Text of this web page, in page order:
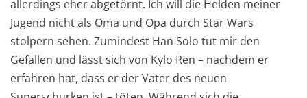
allerdings eher abgetörnt. Ich will die Helden meiner
Jugend nicht als Oma und Opa durch Star Wars
stolpern sehen. Zumindest Han Solo tut mir den
Gefallen und lässt sich von Kylo Ren – nachdem er
erfahren hat, dass er der Vater des neuen